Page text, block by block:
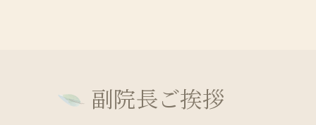
副院長ご挨拶